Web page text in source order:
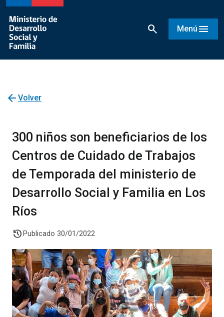
search Menú menu
arrow_back Volver
300 niños son beneficiarios de los
Centros de Cuidado de Trabajos
de Temporada del ministerio de
Desarrollo Social y Familia en Los
Ríos
history Publicado 30/01/2022